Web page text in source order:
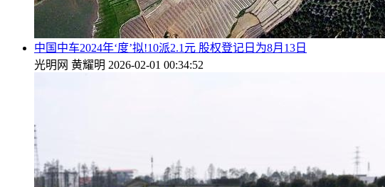
中国中车2024年‘度’拟!10派2.1元 股权登记日为8月13日
光明网 黄耀明 2026-02-01 00:34:52